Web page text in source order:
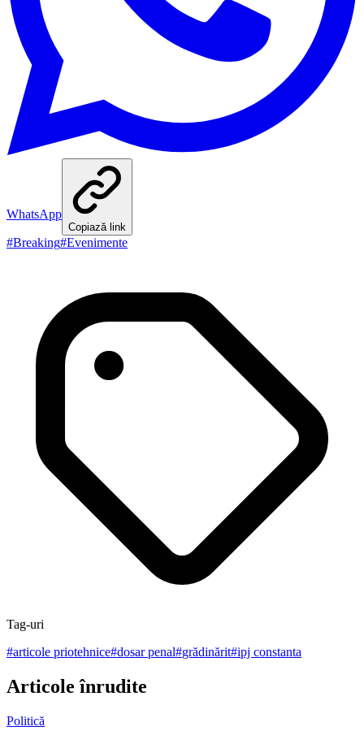
WhatsApp
Copiază link
#Breaking#Evenimente
Tag-uri
#articole priotehnice#dosar penal#grădinărit#ipj constanta
Articole înrudite
Politică